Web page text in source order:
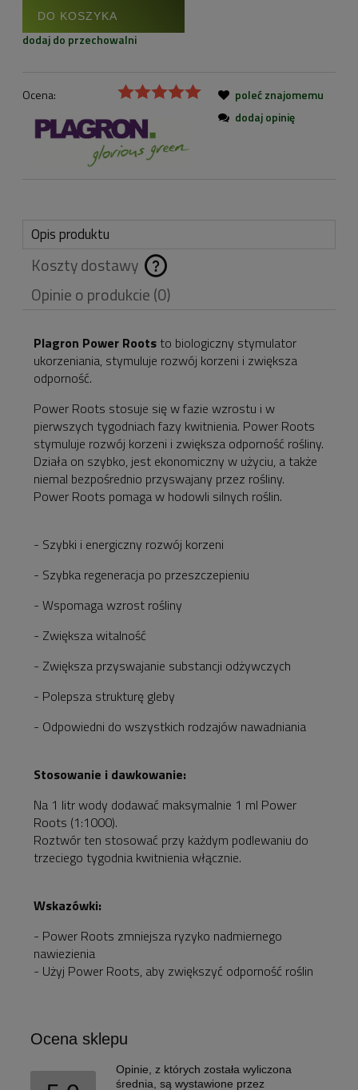
DO KOSZYKA
dodaj do przechowalni
Ocena:
poleć znajomemu
dodaj opinię
Opis produktu
Koszty dostawy
Cena nie zawiera
ewentualnych kosztów
płatności
Opinie o produkcie (0)
Plagron Power Roots to biologiczny stymulator
ukorzeniania, stymuluje rozwój korzeni i zwiększa
odporność.
Power Roots stosuje się w fazie wzrostu i w
pierwszych tygodniach fazy kwitnienia. Power Roots
stymuluje rozwój korzeni i zwiększa odporność rośliny.
Działa on szybko, jest ekonomiczny w użyciu, a także
niemal bezpośrednio przyswajany przez rośliny.
Power Roots pomaga w hodowli silnych roślin.
- Szybki i energiczny rozwój korzeni
- Szybka regeneracja po przeszczepieniu
- Wspomaga wzrost rośliny
- Zwiększa witalność
- Zwiększa przyswajanie substancji odżywczych
- Polepsza strukturę gleby
- Odpowiedni do wszystkich rodzajów nawadniania
Stosowanie i dawkowanie:
Na 1 litr wody dodawać maksymalnie 1 ml Power
Roots (1:1000).
Roztwór ten stosować przy każdym podlewaniu do
trzeciego tygodnia kwitnienia włącznie.
Wskazówki:
- Power Roots zmniejsza ryzyko nadmiernego
nawiezienia
- Użyj Power Roots, aby zwiększyć odporność roślin
Ocena sklepu
Opinie, z których została wyliczona
średnia, są wystawione przez